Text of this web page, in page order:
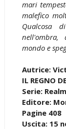
mari
malefico
Qualcosa
nell'ombra,
mondo e
Autrice:
IL REGNO
Serie:
Editore:
Pagine 408
Uscita: 15